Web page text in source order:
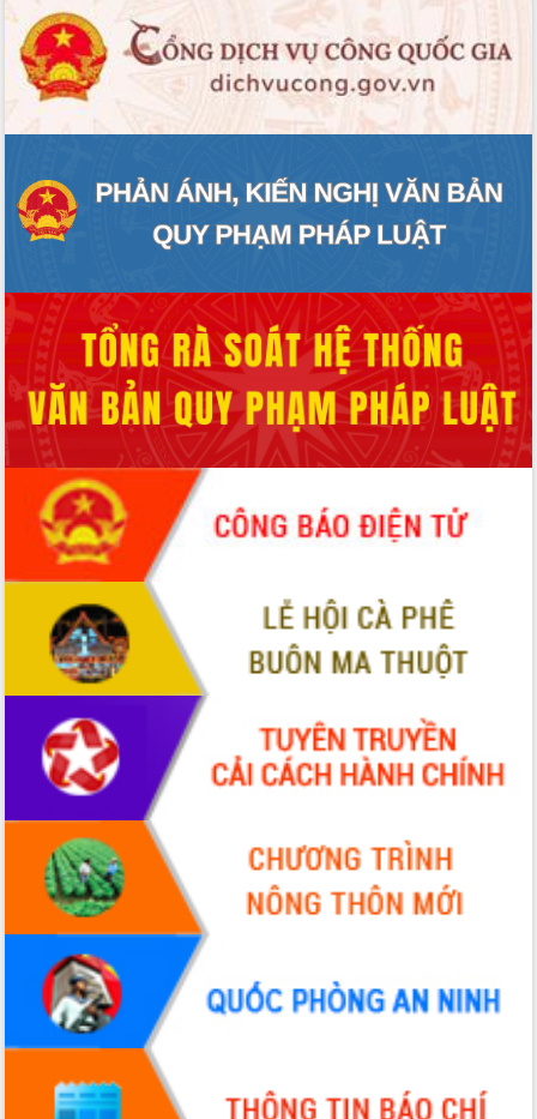
Tập huấn nâng cao năng lực triển khai
chuyển đổi số cho cán bộ, công chức
cấp xã
Đắk Lắk phát động hưởng ứng Ngày
Quyền của người tiêu dùng Việt Nam
Đẩy mạnh cải cách hành chính, quyết
tâm đạt được mục tiêu tăng trưởng
hai con số trong năm 2026
Lương Văn Chánh năm 2026
Phó Bí thư Tỉnh ủy Đắk Lắk Đỗ Hữu
Huy giữ chức Bí thư Đảng ủy Ủy Ban
Nhân dân tỉnh
Bệnh án điện tử thúc đẩy chuyển đổi
số y tế tại Đắk Lắk
Chuyển đổi số thư viện: Mở rộng
không gian tri thức trong thời đại số
Đánh giá, rút kinh nghiệm công tác tổ
chức diễn tập trước ngày bầu cử
Chương trình “Gặp gỡ hữu nghị –
Friendship Meeting New Year 2026”
Bầu cử Quốc hội và HĐND: Cử tri Đắk
Lắk gửi gắm niềm tin, kỳ vọng vào lá
phiếu
Đắk Lắk sẵn sàng các điều kiện cho
Ngày hội bầu cử đại biểu Quốc hội
khóa XVI và HĐND các cấp nhiệm kỳ
2026-2031
Đảm bảo cuộc bầu cử đại biểu Quốc
hội và đại biểu HĐND các cấp diễn ra
an toàn, hiệu quả, đúng quy định
Thủ tướng Chính phủ Phạm Minh Chính
kiểm tra, chỉ đạo hoàn thành các dự
án cao tốc và thăm khu tái định cư tại
Sôi nổi Hội đua ngựa truyền thống Gò
Thì Thùng mừng Xuân Bính Ngọ 2026
Lãnh đạo tỉnh dâng hương tưởng niệm
tại Đập Đồng Cam đầu Xuân Bính Ngọ
Ngành nông nghiệp phấn đấu tăng
trưởng đạt 5,86% trong năm 2026